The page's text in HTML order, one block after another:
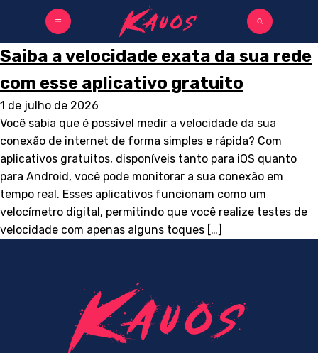
Saiba a velocidade exata da sua rede
com esse aplicativo gratuito
1 de julho de 2026
Você sabia que é possível medir a velocidade da sua
conexão de internet de forma simples e rápida? Com
aplicativos gratuitos, disponíveis tanto para iOS quanto
para Android, você pode monitorar a sua conexão em
tempo real. Esses aplicativos funcionam como um
velocímetro digital, permitindo que você realize testes de
velocidade com apenas alguns toques […]